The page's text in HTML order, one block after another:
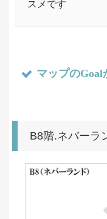
スメです
マップのGoal
B8階.ネバーラ